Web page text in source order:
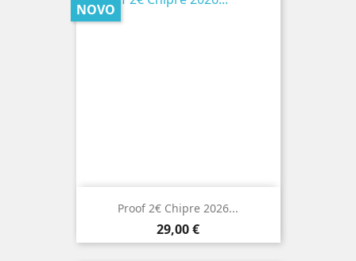
Proof 2€ Chipre 2026...
Preço
29,00 €
NOVO